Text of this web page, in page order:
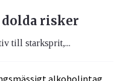
risker
till starksprit,...